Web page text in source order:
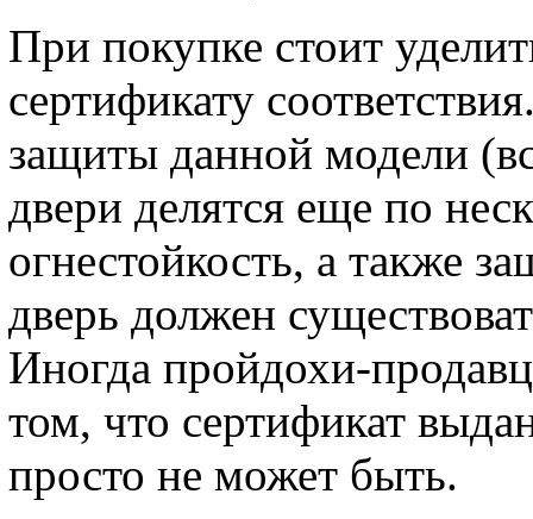
При покупке стоит
сертификату
защиты данной модели
двери делятся еще по
огнестойкость, а также
дверь должен
Иногда пройдохи-
том, что сертификат
просто не может быть.